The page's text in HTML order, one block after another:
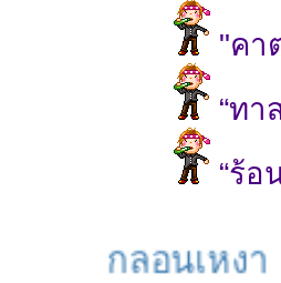
"คา
“ทา
“ร้อ
กลอนเหงา